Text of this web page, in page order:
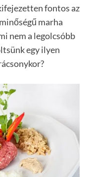
fontos az
marha
nem a legolcsóbb
egy ilyen